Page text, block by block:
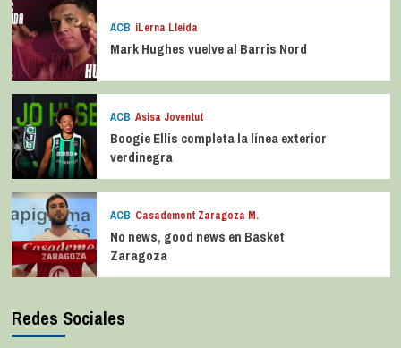
ACB iLerna Lleida
Mark Hughes vuelve al Barris Nord
ACB Asisa Joventut
Boogie Ellis completa la línea exterior
verdinegra
ACB Casademont Zaragoza M.
No news, good news en Basket
Zaragoza
Redes Sociales